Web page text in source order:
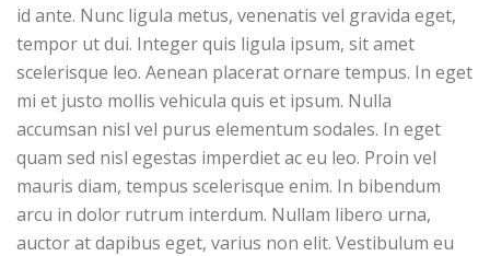
id ante. Nunc ligula metus, venenatis vel gravida eget,
tempor ut dui. Integer quis ligula ipsum, sit amet
scelerisque leo. Aenean placerat ornare tempus. In eget
mi et justo mollis vehicula quis et ipsum. Nulla
accumsan nisl vel purus elementum sodales. In eget
quam sed nisl egestas imperdiet ac eu leo. Proin vel
mauris diam, tempus scelerisque enim. In bibendum
arcu in dolor rutrum interdum. Nullam libero urna,
auctor at dapibus eget, varius non elit. Vestibulum eu